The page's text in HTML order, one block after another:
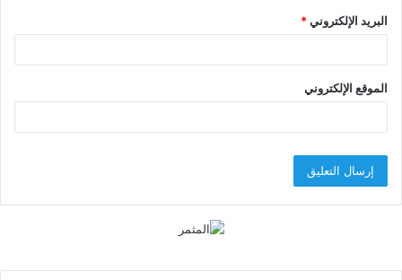
البريد الإلكتروني*
الموقع الإلكتروني